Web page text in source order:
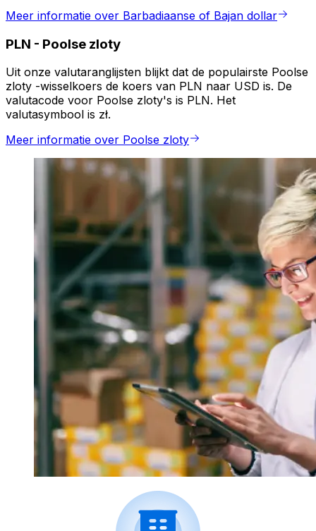
Meer informatie over Barbadiaanse of Bajan dollar
PLN - Poolse zloty
Uit onze valutaranglijsten blijkt dat de populairste Poolse
zloty -wisselkoers de koers van PLN naar USD is. De
valutacode voor Poolse zloty's is PLN. Het
valutasymbool is zł.
Meer informatie over Poolse zloty